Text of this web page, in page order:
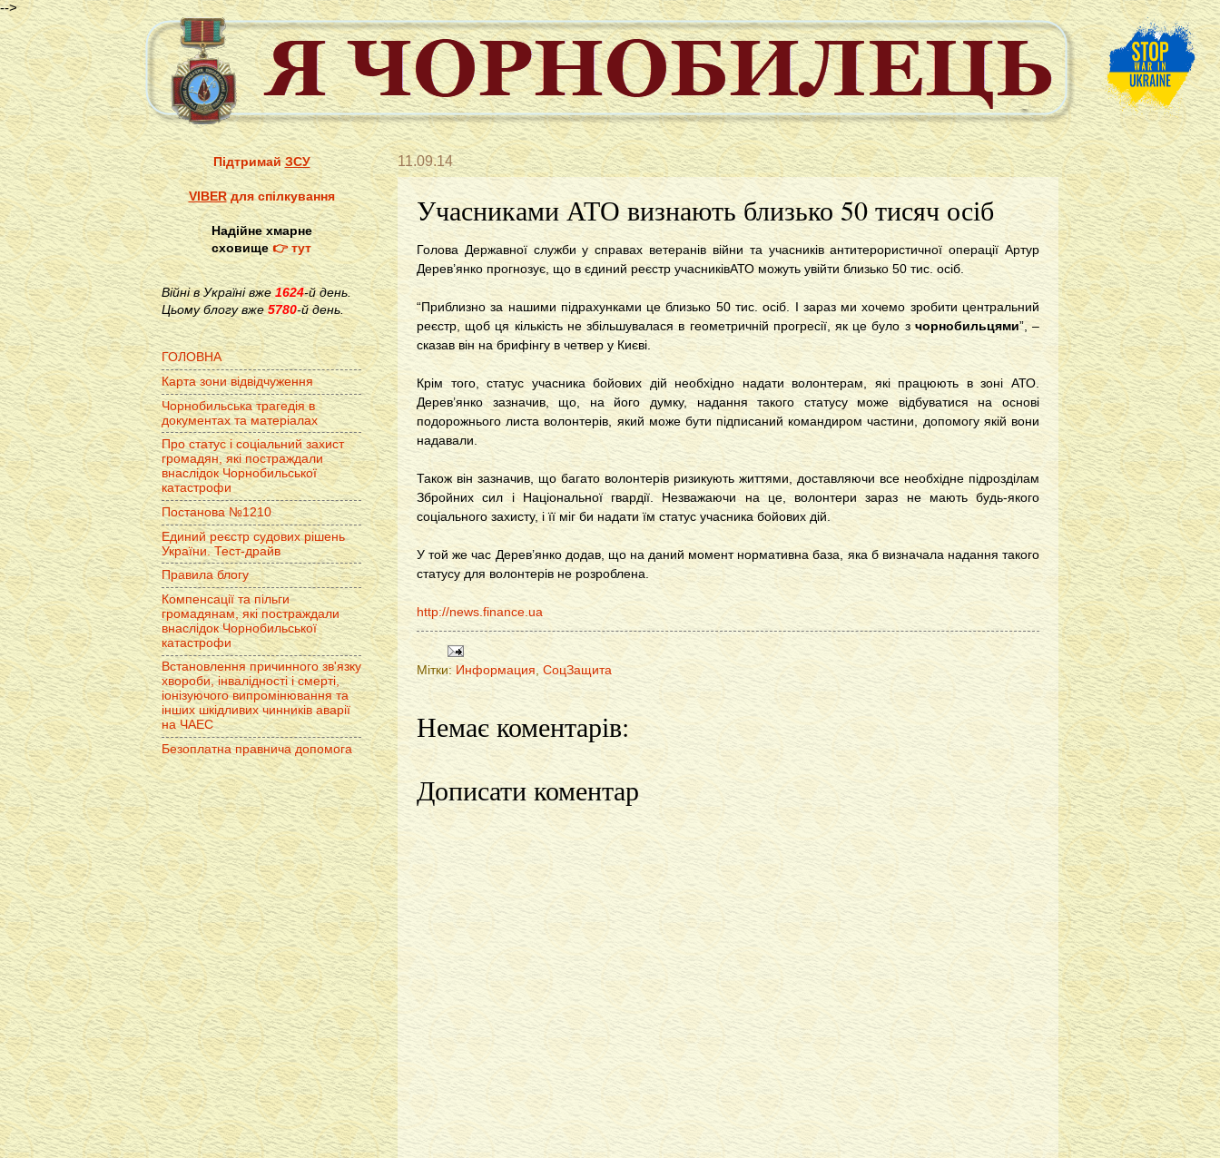
-->
11.09.14
Учасниками АТО визнають близько 50 тисяч осіб
Голова Державної служби у справах ветеранів війни та учасників антитерористичної операції Артур
Дерев’янко прогнозує, що в єдиний реєстр учасниківАТО можуть увійти близько 50 тис. осіб.
“Приблизно за нашими підрахунками це близько 50 тис. осіб. І зараз ми хочемо зробити центральний
реєстр, щоб ця кількість не збільшувалася в геометричній прогресії, як це було з чорнобильцями”, –
сказав він на брифінгу в четвер у Києві.
Крім того, статус учасника бойових дій необхідно надати волонтерам, які працюють в зоні АТО.
Дерев’янко зазначив, що, на його думку, надання такого статусу може відбуватися на основі
подорожнього листа волонтерів, який може бути підписаний командиром частини, допомогу якій вони
надавали.
Також він зазначив, що багато волонтерів ризикують життями, доставляючи все необхідне підрозділам
Збройних сил і Національної гвардії. Незважаючи на це, волонтери зараз не мають будь-якого
соціального захисту, і її міг би надати їм статус учасника бойових дій.
У той же час Дерев’янко додав, що на даний момент нормативна база, яка б визначала надання такого
статусу для волонтерів не розроблена.
http://news.finance.ua
Мітки: Информация, СоцЗащита
Немає коментарів:
Дописати коментар
ПідтримайЗСУ
VIBERдля спілкування
Надійне хмарне
сховище👉 тут
Війні в Україні вже1624-й день.
Цьому блогу вже 5780-й день.
ГОЛОВНА
Карта зони відвідчуження
Чорнобильська трагедія в
документах та матеріалах
Про статус і соціальний захист
громадян, які постраждали
внаслідок Чорнобильської
катастрофи
Постанова №1210
Единий реєстр судових рішень
України. Тест-драйв
Правила блогу
Компенсації та пільги
громадянам, які постраждали
внаслідок Чорнобильської
катастрофи
Встановлення причинного зв'язку
хвороби, інвалідності і смерті,
іонізуючого випромінювання та
інших шкідливих чинників аварії
на ЧАЕС
Безоплатна правнича допомога